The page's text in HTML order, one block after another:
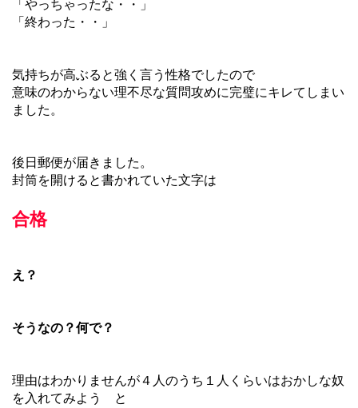
「やっちゃったな・・」
「終わった・・」
気持ちが高ぶると強く言う性格でしたので
意味のわからない理不尽な質問攻めに完璧にキレてしまい
ました。
後日郵便が届きました。
封筒を開けると書かれていた文字は
合格
え？
そうなの？何で？
理由はわかりませんが４人のうち１人くらいはおかしな奴
を入れてみよう と